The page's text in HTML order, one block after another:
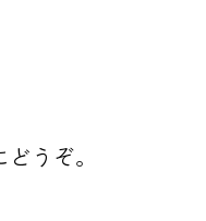
うぞ。